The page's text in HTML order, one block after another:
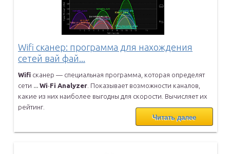
Wifi сканер: программа для нахождения
сетей вай фай...
Wifi сканер — специальная программа, которая определят
сети ... Wi-Fi Analyzer . Показывает возможности каналов,
какие из них наиболее выгодны для скорости. Вычисляет их
рейтинг.
Читать далее